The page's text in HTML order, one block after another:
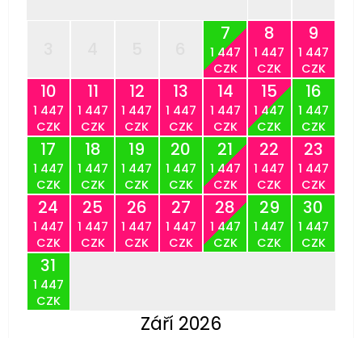
7
1 447
CZK
8
1 447
CZK
9
1 447
CZK
10
1 447
CZK
11
1 447
CZK
12
1 447
CZK
13
1 447
CZK
14
1 447
CZK
15
1 447
CZK
16
1 447
CZK
17
1 447
CZK
18
1 447
CZK
19
1 447
CZK
20
1 447
CZK
21
1 447
CZK
22
1 447
CZK
23
1 447
CZK
24
1 447
CZK
25
1 447
CZK
26
1 447
CZK
27
1 447
CZK
28
1 447
CZK
29
1 447
CZK
30
1 447
CZK
31
1 447
CZK
Září 2026